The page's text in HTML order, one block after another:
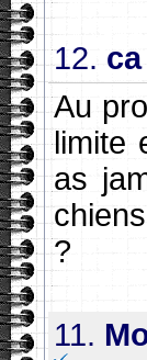
12.
Au
limite
as
?
11.